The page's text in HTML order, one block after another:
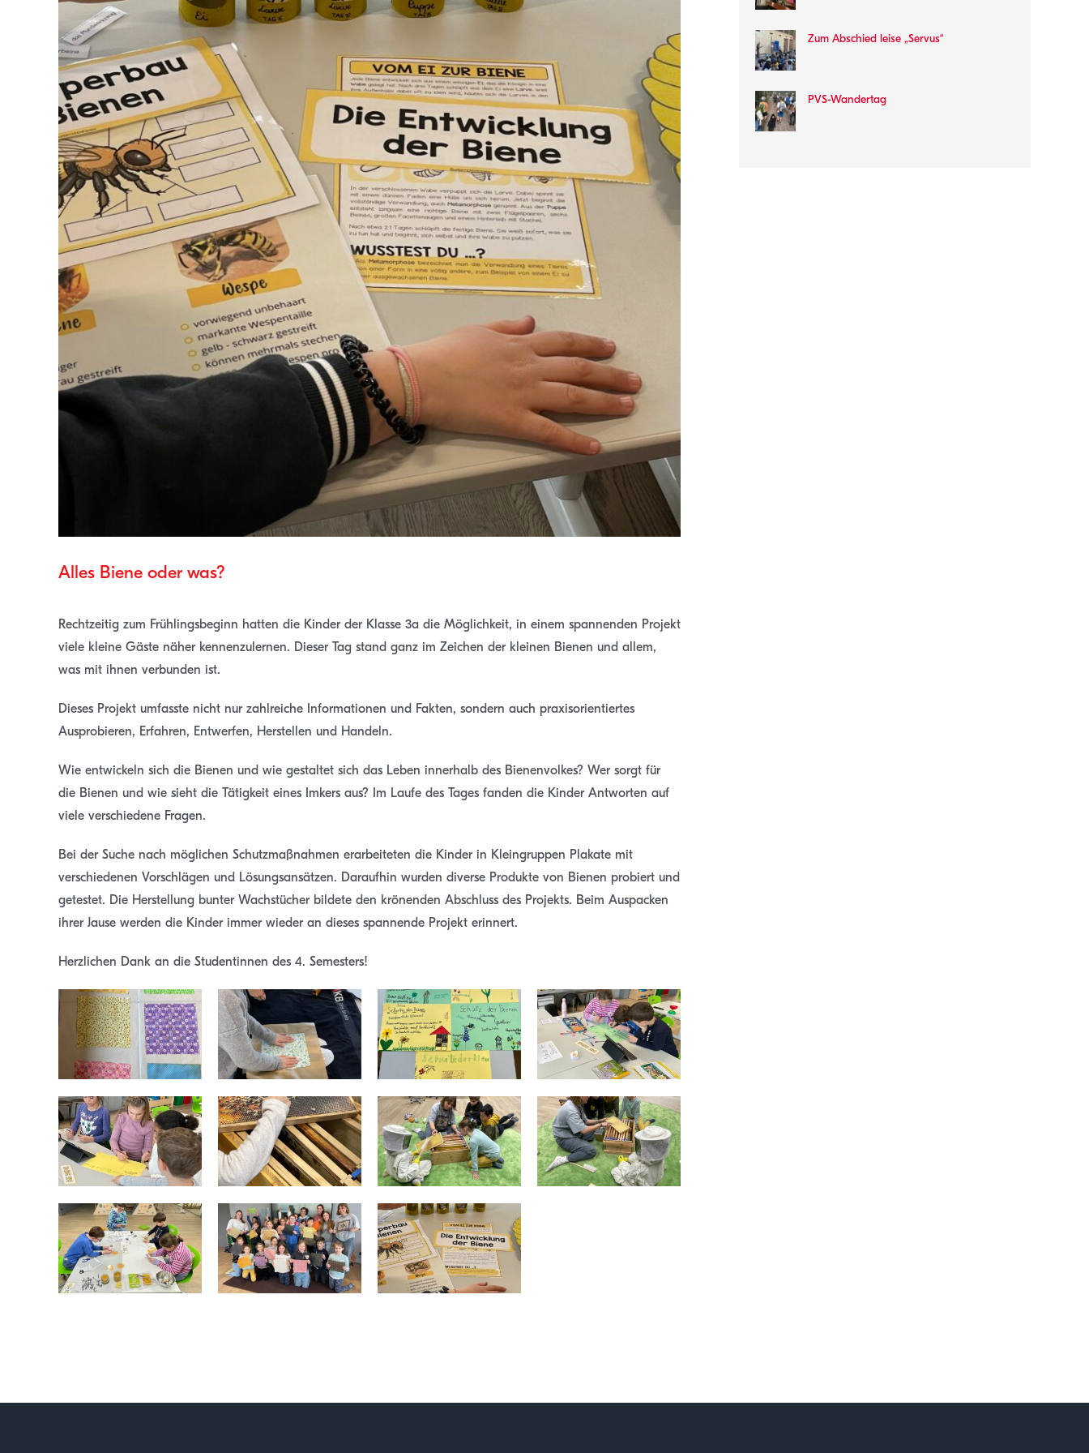
Alles Biene oder was?
Rechtzeitig zum Frühlingsbeginn hatten die Kinder der Klasse 3a die Möglichkeit, in einem spannenden Projekt
viele kleine Gäste näher kennenzulernen. Dieser Tag stand ganz im Zeichen der kleinen Bienen und allem,
was mit ihnen verbunden ist.
Dieses Projekt umfasste nicht nur zahlreiche Informationen und Fakten, sondern auch praxisorientiertes
Ausprobieren, Erfahren, Entwerfen, Herstellen und Handeln.
Wie entwickeln sich die Bienen und wie gestaltet sich das Leben innerhalb des Bienenvolkes? Wer sorgt für
die Bienen und wie sieht die Tätigkeit eines Imkers aus? Im Laufe des Tages fanden die Kinder Antworten auf
viele verschiedene Fragen.
Bei der Suche nach möglichen Schutzmaßnahmen erarbeiteten die Kinder in Kleingruppen Plakate mit
verschiedenen Vorschlägen und Lösungsansätzen. Daraufhin wurden diverse Produkte von Bienen probiert und
getestet. Die Herstellung bunter Wachstücher bildete den krönenden Abschluss des Projekts. Beim Auspacken
ihrer Jause werden die Kinder immer wieder an dieses spannende Projekt erinnert.
Herzlichen Dank an die Studentinnen des 4. Semesters!
Zum Abschied leise „Servus“
PVS-Wandertag